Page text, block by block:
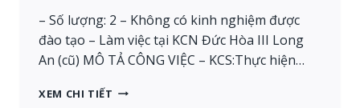
– Số lượng: 2 – Không có kinh nghiệm được
đào tạo – Làm việc tại KCN Đức Hòa III Long
An (cũ) MÔ TẢ CÔNG VIỆC – KCS:Thực hiện…
XEM CHI TIẾT ĐẠI